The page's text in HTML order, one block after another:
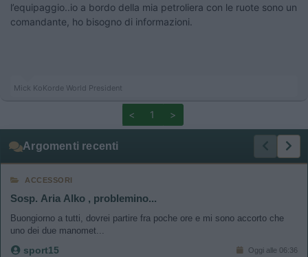
l’equipaggio..io a bordo della mia petroliera con le ruote sono un
comandante, ho bisogno di informazioni.
Mick KoKorde World President
< 1 >
Argomenti recenti
ACCESSORI
Sosp. Aria Alko , problemino...
Buongiorno a tutti, dovrei partire fra poche ore e mi sono accorto che
uno dei due manomet...
sport15 Oggi alle 06:36